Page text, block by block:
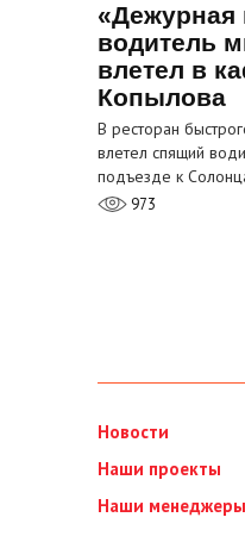
«Дежурная
водитель
влетел в
Копылова
В ресторан
влетел спящий
подъезде к
973
Новости
Наши проекты
Наши менеджеры